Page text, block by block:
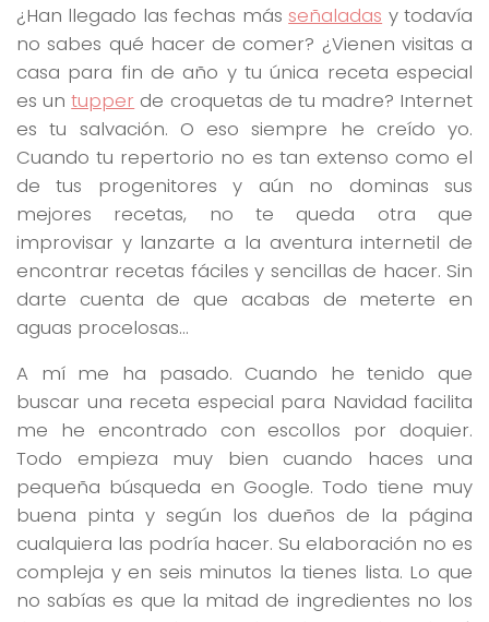
¿Han llegado las fechas másseñaladas y todavía
no sabes qué hacer de comer? ¿Vienen visitas a
casa para fin de año y tu única receta especial
es untupper de croquetas de tu madre? Internet
es tu salvación. O eso siempre he creído yo.
Cuando tu repertorio no es tan extenso como el
de tus progenitores y aún no dominas sus
mejores recetas, no te queda otra que
improvisar y lanzarte a la aventura internetil de
encontrar recetas fáciles y sencillas de hacer. Sin
darte cuenta de que acabas de meterte en
aguas procelosas…
A mí me ha pasado. Cuando he tenido que
buscar una receta especial para Navidad facilita
me he encontrado con escollos por doquier.
Todo empieza muy bien cuando haces una
pequeña búsqueda en Google. Todo tiene muy
buena pinta y según los dueños de la página
cualquiera las podría hacer. Su elaboración no es
compleja y en seis minutos la tienes lista. Lo que
no sabías es que la mitad de ingredientes no los